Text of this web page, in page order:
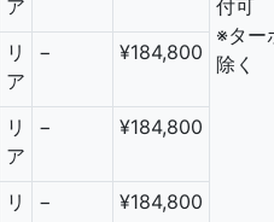
ア
付可
※ター
除く
リ
ア
− ¥184,800
リ
ア
− ¥184,800
リ
− ¥184,800